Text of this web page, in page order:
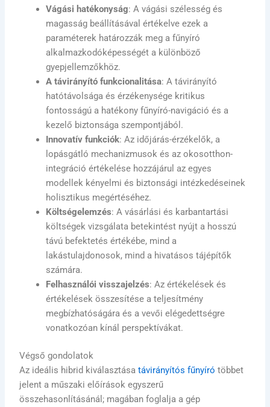
Vágási hatékonyság: A vágási szélesség és
magasság beállításával értékelve ezek a
paraméterek határozzák meg a fűnyíró
alkalmazkodóképességét a különböző
gyepjellemzőkhöz.
A távirányító funkcionalitása: A távirányító
hatótávolsága és érzékenysége kritikus
fontosságú a hatékony fűnyíró-navigáció és a
kezelő biztonsága szempontjából.
Innovatív funkciók: Az időjárás-érzékelők, a
lopásgátló mechanizmusok és az okosotthon-
integráció értékelése hozzájárul az egyes
modellek kényelmi és biztonsági intézkedéseinek
holisztikus megértéséhez.
Költségelemzés: A vásárlási és karbantartási
költségek vizsgálata betekintést nyújt a hosszú
távú befektetés értékébe, mind a
lakástulajdonosok, mind a hivatásos tájépítők
számára.
Felhasználói visszajelzés: Az értékelések és
értékelések összesítése a teljesítmény
megbízhatóságára és a vevői elégedettségre
vonatkozóan kínál perspektívákat.
Végső gondolatok
Az ideális hibrid kiválasztásatávirányítós fűnyíró többet
jelent a műszaki előírások egyszerű
összehasonlításánál; magában foglalja a gép